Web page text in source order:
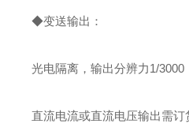
◆变送输出：
光电隔离，输出分辨力1/3000
直流电流或直流电压输出需订